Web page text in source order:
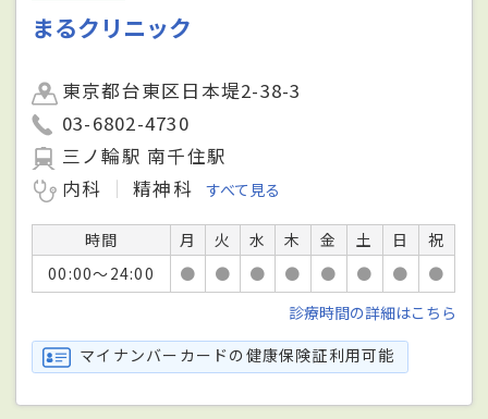
まるクリニック
東京都台東区日本堤2-38-3
03-6802-4730
三ノ輪駅 南千住駅
内科
精神科 すべて見る
時間 月 火 水 木 金 土 日
祝
00:00～24:00
● ● ● ● ● ● ●
●
診療時間の詳細はこちら
マイナンバーカードの健康保険証利用可能